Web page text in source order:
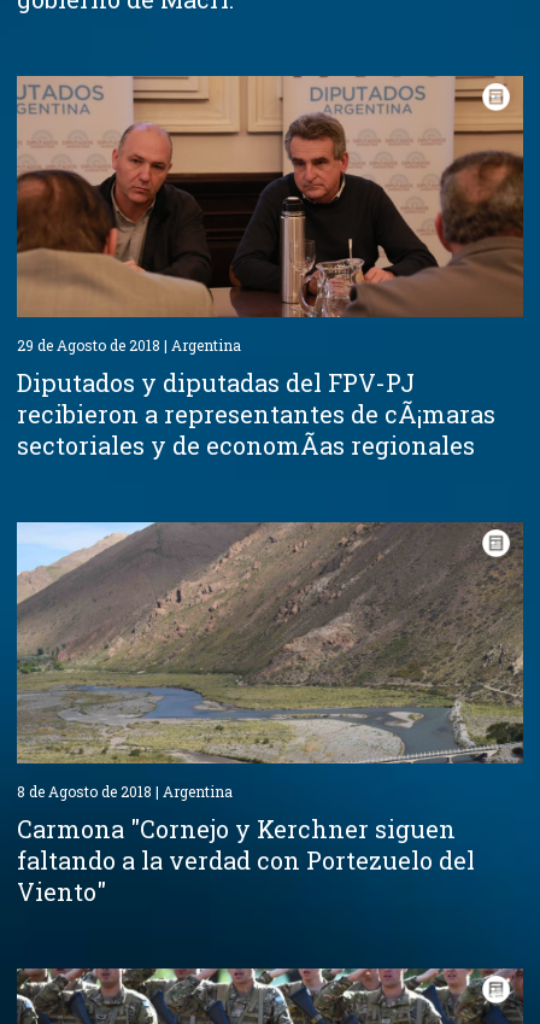
29 de Agosto de 2018 | Argentina
Diputados y diputadas del FPV-PJ
recibieron a representantes de cÃ¡maras
sectoriales y de economÃ­as regionales
8 de Agosto de 2018 | Argentina
Carmona "Cornejo y Kerchner siguen
faltando a la verdad con Portezuelo del
Viento"